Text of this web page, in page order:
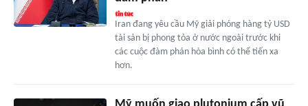
Iran đang yêu cầu Mỹ giải phóng hàng tỷ USD
tài sản bị phong tỏa ở nước ngoài trước khi
các cuộc đàm phán hòa bình có thể tiến xa
hơn.